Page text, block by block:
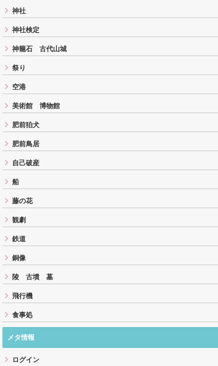
神社
神社検定
神籠石 古代山城
祭り
空港
美術館 博物館
肥前狛犬
肥前鳥居
自己破産
船
藤の花
観劇
鉄道
銅像
陵 古墳 墓
飛行機
食事処
メタ情報
ログイン